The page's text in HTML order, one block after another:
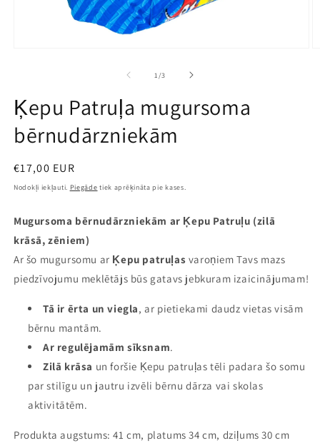
1/no
3
Ķepu Patruļa mugursoma
bērnudārzniekām
Parastā
cena
€17,00 EUR
Nodokļi iekļauti. Piegāde tiek aprēķināta pie kases.
Mugursoma bērnudārzniekām ar Ķepu Patruļu (zilā
krāsā, zēniem)
Ar šo mugursomu ar Ķepu patruļas varoņiem Tavs mazs
piedzīvojumu meklētājs būs gatavs jebkuram izaicinājumam!
Tā ir ērta un viegla, ar pietiekami daudz vietas visām
bērnu mantām.
Ar regulējamām sīksnam.
Zilā krāsa un foršie Ķepu patruļas tēli padara šo somu
par stilīgu un jautru izvēli bērnu dārza vai skolas
aktivitātēm.
Produkta augstums: 41 cm, platums 34 cm, dziļums 30 cm